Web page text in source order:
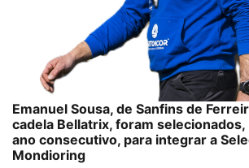
Emanuel Sousa, de Sanfins de
cadela Bellatrix, foram
ano consecutivo, para integrar a
Mondioring